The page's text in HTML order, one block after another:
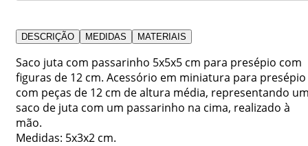
DESCRIÇÃO MEDIDAS MATERIAIS
Saco juta com passarinho 5x5x5 cm para presépio com
figuras de 12 cm. Acessório em miniatura para presépio
com peças de 12 cm de altura média, representando
saco de juta com um passarinho na cima, realizado à
mão.
Medidas: 5x3x2 cm.